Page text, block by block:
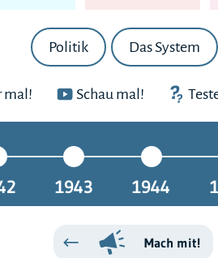
Politik Das System
mal! Schau mal!
1943 1944
Mach mit!